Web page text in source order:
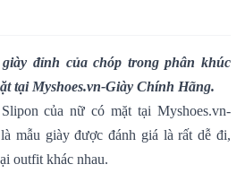
đỉnh của chóp trong phân khúc
tại Myshoes.vn-Giày Chính Hãng.
của nữ có mặt tại Myshoes.vn-
mẫu giày được đánh giá là rất dễ đi,
outfit khác nhau.